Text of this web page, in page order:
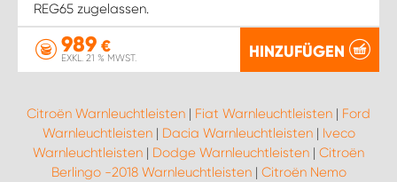
REG65 zugelassen.
989 €
EXKL. 21 % MWST. HINZUFÜGEN
Citroën Warnleuchtleisten | Fiat Warnleuchtleisten | Ford
Warnleuchtleisten| Dacia Warnleuchtleisten| Iveco
Warnleuchtleisten | Dodge Warnleuchtleisten | Citroën
Berlingo -2018 Warnleuchtleisten| Citroën Nemo